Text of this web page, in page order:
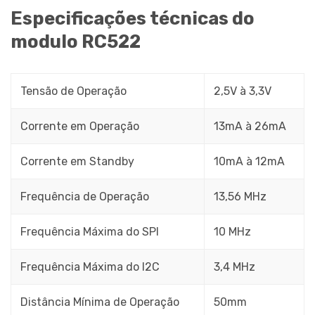
Especificações técnicas do
modulo RC522
Tensão de Operação 2,5V à 3,3V
Corrente em Operação 13mA à 26mA
Corrente em Standby 10mA à 12mA
Frequência de Operação 13,56 MHz
Frequência Máxima do SPI 10 MHz
Frequência Máxima do I2C 3,4 MHz
Distância Mínima de Operação 50mm